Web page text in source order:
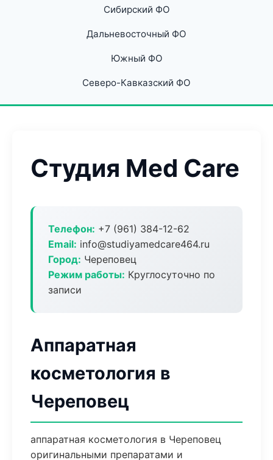
Сибирский ФО
Дальневосточный ФО
Южный ФО
Северо-Кавказский ФО
Студия Med Care
Телефон: +7 (961) 384-12-62
Email: info@studiyamedcare464.ru
Город: Череповец
Режим работы: Круглосуточно по
записи
Аппаратная
косметология в
Череповец
аппаратная косметология в Череповец
оригинальными препаратами и